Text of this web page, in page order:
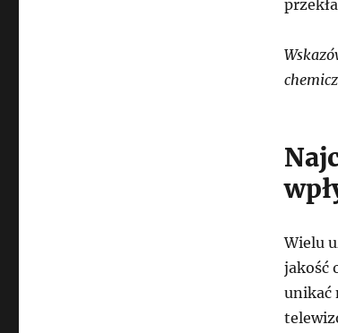
Wielu
jakość
unikać